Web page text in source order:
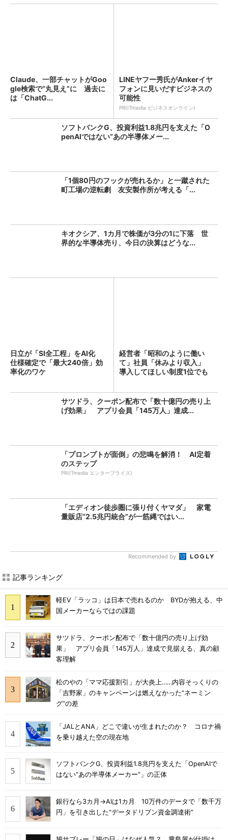
Claude、一部チャットがGoo
gle検索で“丸見え”に 過去に
は「ChatG...
LINEヤフー秀氏がAnkerイヤ
フォンに見いだすビジネスの
可能性
PR(ITmedia ビジネスオンライン)
ソフトバンクG、投資利益1.8兆円を支えた「O
penAIではない“あの半導体メー...
「1個80円のフックが売れるか」と一蹴された
町工場の逆転劇 友安製作所が考える「...
キオクシア、1カ月で株価が3分の1に下落 世
界的な半導体売り、今日の決算はどうな...
日立が「SI全工程」をAI化
仕様確定で「最大240倍」効
率化のワケ
経営者「昭和のように働い
て」社員「休みより収入」
導入してほしい制度1位でも
サツドラ、クーポン配布で「数十億円の売り上
げ効果」 アプリ会員「145万人」達成...
「プロンプトが面倒」の悲鳴を解消！ AI定着
のステップ
PR(ITmedia エンタープライズ)
「エディオン徒歩圏に張り付くヤマダ」 家電
量販店“2.5兆円統合”が一筋縄ではい...
Recommended by
記事ランキング
軽EV「ラッコ」は日本で売れるのか BYDが抱える、中
国メーカーならではの課題
サツドラ、クーポン配布で「数十億円の売り上げ効
果」 アプリ会員「145万人」達成で見据える、真の顧
客理解
松のやの「ママ応援割引」が大炎上……内容そっくりの
「吉野家」のキャンペーンは燃えなかった“ネーミン
グ”の差
「JALとANA」どこで違いが生まれたのか？ コロナ禍
を乗り越えた空の現在地
ソフトバンクG、投資利益1.8兆円を支えた「OpenAIで
はない“あの半導体メーカー”」の正体
銀行なら3カ月→AIは1カ月 10万件のデータで「数千万
円」を引き出した“データドリブン資金調達術”